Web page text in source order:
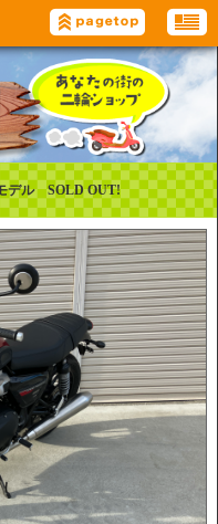
デル SOLD OUT!